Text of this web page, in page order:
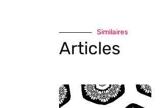
Similaires
Articles